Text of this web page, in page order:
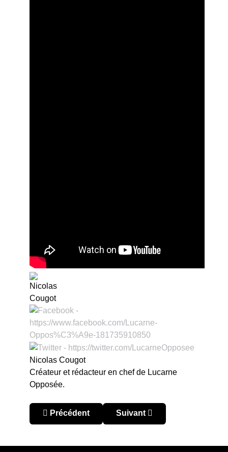
Nicolas Cougot
Créateur et rédacteur en chef de Lucarne
Opposée.
Article précédent : Copa Libertadores 2017 :
Précédent Article suivant : Copa
Suivant